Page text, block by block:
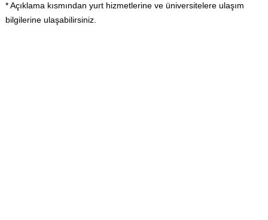
* Açıklama kısmından yurt hizmetlerine ve üniversitelere ulaşım
bilgilerine ulaşabilirsiniz.